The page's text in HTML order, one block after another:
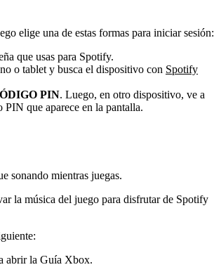
elige una de estas formas para iniciar sesión:
que usas para Spotify.
o tablet y busca el dispositivo con Spotify
PIN. Luego, en otro dispositivo, ve a
que aparece en la pantalla.
sonando mientras juegas.
la música del juego para disfrutar de Spotify
abrir la Guía Xbox.